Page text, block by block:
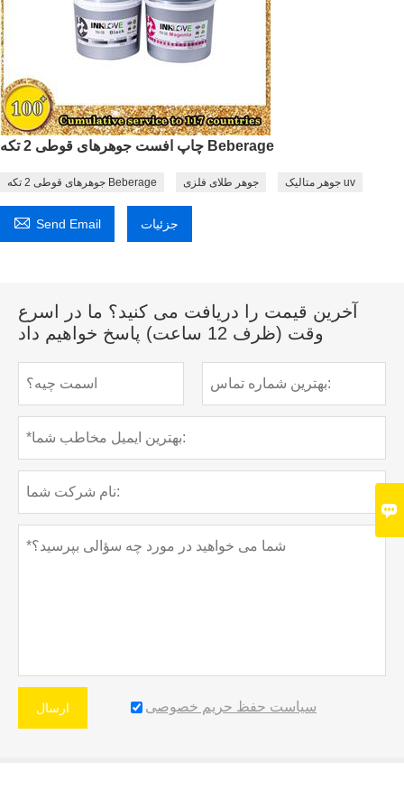
چاپ افست جوهرهای قوطی 2 تکه Beberage
جوهرهای قوطی 2 تکه Beberage جوهر طلای فلزی جوهر متالیک uv
 Send Email جزئیات
آخرین قیمت را دریافت می کنید؟ ما در اسرع
وقت (ظرف 12 ساعت) پاسخ خواهیم داد
ارسال سیاست حفظ حریم خصوصی
